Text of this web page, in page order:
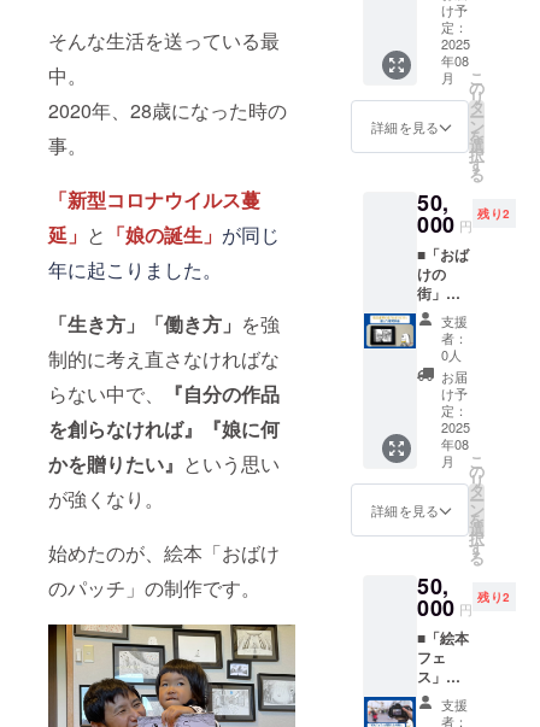
そんな生活を送っている最
中。
2020年、28歳になった時の
事。
「新型コロナウイルス蔓
延」 と 「娘の誕生」 が同じ
年に起こりました。
「生き方」「働き方」 を強
制的に考え直さなければな
らない中で、
『自分の作品
を創らなければ』『娘に何
かを贈りたい』 という思い
が強くなり。
始めたのが、絵本「おばけ
のパッチ」の制作です。
ト、ボ
イコッ
トな
ど）、
法令の
制定、
公権力
命令・
処分な
どの不
可抗力
事由に
より、
リター
ンの履
行やご
返金の
対応が
できか
ねる場
合がご
ざいま
す。予
めご了
承くだ
さい。
山噴
火、感
染症、
伝染病
社会的
事変
動、内
乱、テ
ロな
ど）、
争議行
為（ス
トライ
キ、
ロック
アウ
ト、ボ
イコッ
トな
ど）、
法令の
制定、
公権力
命令・
処分な
どの不
可抗力
事由に
より、
リター
ンの履
りに来
られな
かった
方は、
後日池
うタイ
ミング
てくだ
さい。※
当日受
け渡し
時、お
名前や
電話番
号など
を確認
させて
頂きま
す。※天
災地変
（地
水、台
風、火
染症、
伝染病
な
ど）、
社会的
事変
（戦
会場へ
来るこ
とが難
しい場
合は、
池本の
メール
amの
DMにて
ご連絡
頂ける
と助か
りま
す。※8
月2日に
絵本を
受け取
りに来
られな
かった
方は、
後日池
うタイ
ミング
てくだ
さい。※
当日受
け渡し
時、お
名前や
電話番
には、
手書き
「Than
you♪」
の文字
郵送で
のお渡
け付け
ており
ませ
ん。※ど
うして
も当日
会場へ
来るこ
とが難
しい場
合は、
池本の
メール
もしく
DMにて
ご連絡
頂ける
と助か
りま
す。※8
月2日に
フェ
ス」で
受け取
れる■※
ご希望
の方に
は、当
日手書
入れさ
せてい
ただき
ます。※
絵本に
は手書
きで
「Than
you♪」
の文字
を入れ
ており
ます。※
郵送で
のお渡
しは受
ん。※ど
うして
会場へ
来るこ
とが難
しい場
合は、
け予
定：
2025
年08
月
詳細を見る
こ
の
リ
タ
ー
ン
を
選
択
す
る
50,
000 円
残り2
■「おば
けの
街」額
入りの
複製原
画を受
け取る
■※サイ
ズはA4
サイズ
ほどを
予定し
ており
ます。※
ご希望
日手書
きでお
名前を
入れさ
せてい
ただき
ます。※
絵の裏
支援
者：
0人
お届
け予
定：
2025
年08
月
詳細を見る
こ
の
リ
タ
ー
ン
を
選
択
す
る
50,
000 円
残り2
■「絵本
フェ
ス」の
様子を
撮影し
支援
者：